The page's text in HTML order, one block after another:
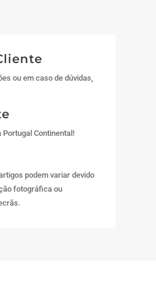
ou em caso de dúvidas,
Portugal Continental!
podem variar devido
fotográfica ou